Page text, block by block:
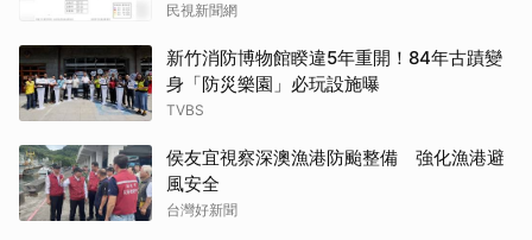
民視新聞網
新竹消防博物館睽違5年重開！84年古蹟變
身「防災樂園」必玩設施曝
TVBS
侯友宜視察深澳漁港防颱整備 強化漁港避
風安全
台灣好新聞